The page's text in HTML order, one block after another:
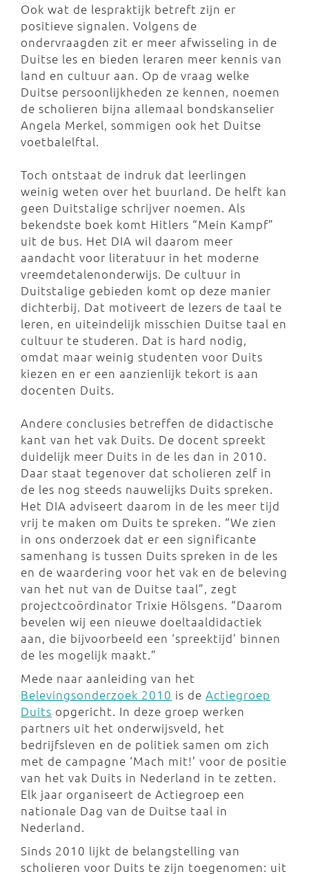
Ook wat de lespraktijk betreft zijn er
positieve signalen. Volgens de
ondervraagden zit er meer afwisseling in de
Duitse les en bieden leraren meer kennis van
land en cultuur aan. Op de vraag welke
Duitse persoonlijkheden ze kennen, noemen
de scholieren bijna allemaal bondskanselier
Angela Merkel, sommigen ook het Duitse
voetbalelftal.
Toch ontstaat de indruk dat leerlingen
weinig weten over het buurland. De helft kan
geen Duitstalige schrijver noemen. Als
bekendste boek komt Hitlers “Mein Kampf”
uit de bus. Het DIA wil daarom meer
aandacht voor literatuur in het moderne
vreemdetalenonderwijs. De cultuur in
Duitstalige gebieden komt op deze manier
dichterbij. Dat motiveert de lezers de taal te
leren, en uiteindelijk misschien Duitse taal en
cultuur te studeren. Dat is hard nodig,
omdat maar weinig studenten voor Duits
kiezen en er een aanzienlijk tekort is aan
docenten Duits.
Andere conclusies betreffen de didactische
kant van het vak Duits. De docent spreekt
duidelijk meer Duits in de les dan in 2010.
Daar staat tegenover dat scholieren zelf in
de les nog steeds nauwelijks Duits spreken.
Het DIA adviseert daarom in de les meer tijd
vrij te maken om Duits te spreken. “We zien
in ons onderzoek dat er een significante
samenhang is tussen Duits spreken in de les
en de waardering voor het vak en de beleving
van het nut van de Duitse taal”, zegt
projectcoördinator Trixie Hölsgens. “Daarom
bevelen wij een nieuwe doeltaaldidactiek
aan, die bijvoorbeeld een ‘spreektijd’ binnen
de les mogelijk maakt.”
Mede naar aanleiding van het
Belevingsonderzoek 2010 is de Actiegroep
Duits opgericht. In deze groep werken
partners uit het onderwijsveld, het
bedrijfsleven en de politiek samen om zich
met de campagne ‘Mach mit!’ voor de positie
van het vak Duits in Nederland in te zetten.
Elk jaar organiseert de Actiegroep een
nationale Dag van de Duitse taal in
Nederland.
Sinds 2010 lijkt de belangstelling van
scholieren voor Duits te zijn toegenomen: uit